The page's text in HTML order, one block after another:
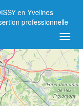
en Yvelines
professionnelle